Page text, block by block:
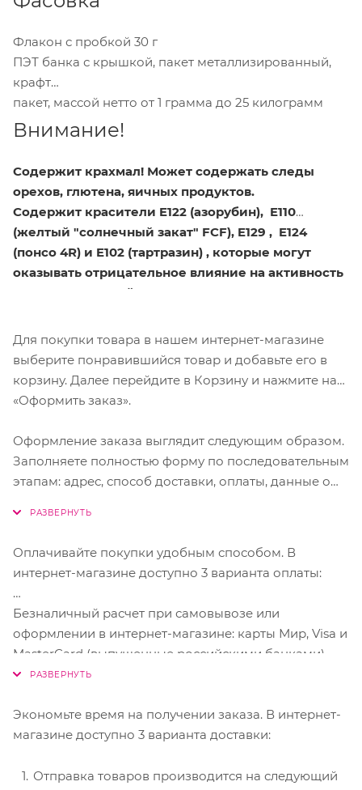
Флакон с пробкой 30 г
ПЭТ банка с крышкой, пакет металлизированный,
крафт
пакет, массой нетто от 1 грамма до 25 килограмм
Внимание!
Содержит крахмал! Может содержать следы
орехов, глютена, яичных продуктов.
Содержит красители E122 (азорубин), E110
(желтый "солнечный закат" FCF), E129 , E124
(понсо 4R) и E102 (тартразин) , которые могут
оказывать отрицательное влияние на активность
и внимание детей!
Для покупки товара в нашем интернет-магазине
выберите понравившийся товар и добавьте его в
корзину. Далее перейдите в Корзину и нажмите на
«Оформить заказ».
Оформление заказа выглядит следующим образом.
Заполняете полностью форму по последовательным
этапам: адрес, способ доставки, оплаты, данные о
Оплачивайте покупки удобным способом. В
интернет-магазине доступно 3 варианта оплаты:
Безналичный расчет при самовывозе или
оформлении в интернет-магазине: карты Мир, Visa и
MasterCard (выпущенные российскими банками),
SberPay, ЮMoney.
на страницу Юкассы.
Экономьте время на получении заказа. В интернет-
магазине доступно 3 варианта доставки:
Отправка товаров производится на следующий